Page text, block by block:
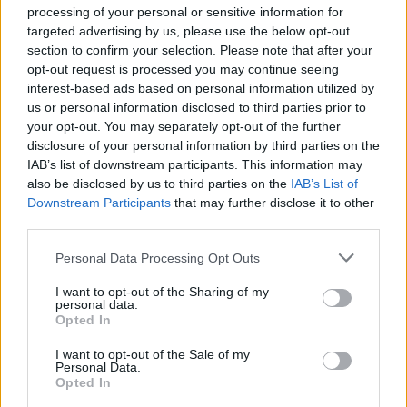
processing of your personal or sensitive information for
targeted advertising by us, please use the below opt-out
section to confirm your selection. Please note that after your
opt-out request is processed you may continue seeing
interest-based ads based on personal information utilized by
us or personal information disclosed to third parties prior to
your opt-out. You may separately opt-out of the further
disclosure of your personal information by third parties on the
IAB’s list of downstream participants. This information may
also be disclosed by us to third parties on the IAB’s List of
Downstream Participants that may further disclose it to other
Personal Data Processing Opt Outs
I want to opt-out of the Sharing of my
personal data.
Opted In
I want to opt-out of the Sale of my
Personal Data.
Opted In
30 min i musiałem ratować się captoprilem,
który zresztą nosze od pewnego czasu przy
sobie. Oczywiście przestałem pić całkowicie ale
chciałbym się dowiedzieć czemu tak się dzieje
że po spożyciu alkoholu ciśnienie po 30-40
minutach zaczyna szaleć. Konieć znaków ;(
gość
Nadciśnienie tętnicze odstawienie lekow
Witam przez około 5 lat brałam metocard ZK
23.75 1 tabletkę po tych 5 latach zaszłam w
ciążę urodziłam dziecko w trakcie ciąży brałam
dopegyt , gdy skończyłam karmić wróciłam do
Mwtocardu ale miałam wysoki puls około 100 i
lekarz rodzinny dołożyła mi Karbis 16 mg .
jakieś niedocisnienie ciśnienie poniżej 100 na 60
złe się czułam słabo mi było, tak się złożyło że
skończył mi się metocard i dalej zezywalam
Karbis ciśnienie było ok , no ale Karbis też się
skończył A teściowa dała mi Ashwagande no i
teraz te ciśnienie od 10 dni jest ciut za wysokie
około 140 na 90 zastanawiam się nad
Forum:Inne choroby związane z ciśnieniem
POWIĄZANE
Tematy nadciśnienie nadciśnienie tętnicze
problemy z krążeniem
Reklama: